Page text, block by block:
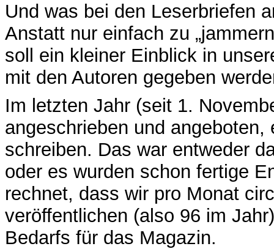
Und was bei den Leserbriefen
Anstatt nur einfach zu
soll ein kleiner Einblick in
mit den Autoren gegeben
Im letzten Jahr (seit 1.
angeschrieben und
schreiben. Das war entweder
oder es wurden schon fertige
rechnet, dass wir pro Monat
veröffentlichen (also 96 im
Bedarfs für das Magazin.